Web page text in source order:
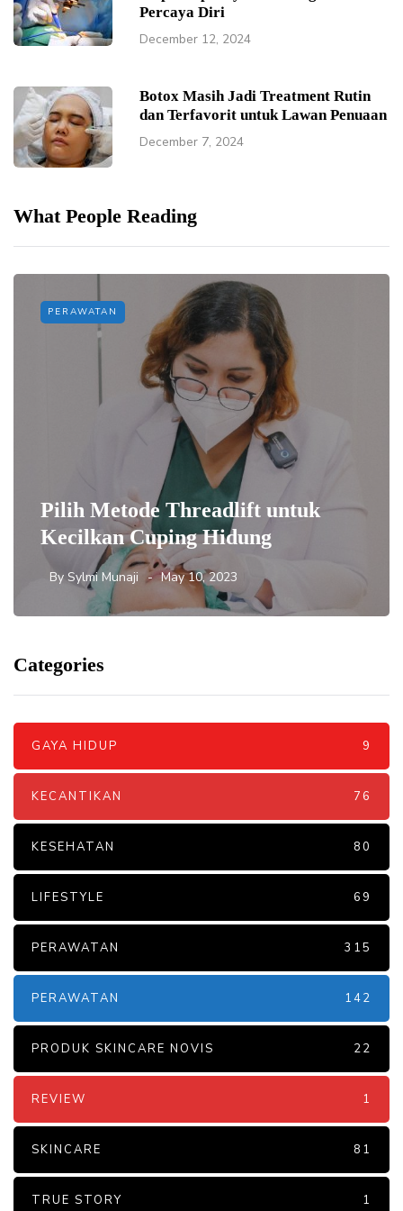
Percaya Diri
December 12, 2024
Botox Masih Jadi Treatment Rutin
dan Terfavorit untuk Lawan Penuaan
December 7, 2024
What People Reading
PERAWATAN
Pilih Metode Threadlift untuk
Kecilkan Cuping Hidung
By Sylmi Munaji May 10, 2023
Categories
GAYA HIDUP 9
KECANTIKAN 76
KESEHATAN 80
LIFESTYLE 69
PERAWATAN 315
PERAWATAN 142
PRODUK SKINCARE NOVIS 22
REVIEW 1
SKINCARE 81
TRUE STORY 1